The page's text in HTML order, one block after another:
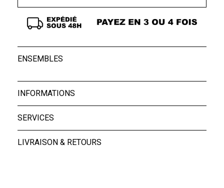
ENSEMBLES
INFORMATIONS
SERVICES
LIVRAISON & RETOURS